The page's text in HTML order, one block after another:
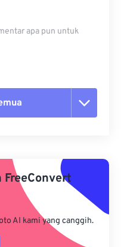
apa pun untuk
FreeConvert
AI kami yang canggih.